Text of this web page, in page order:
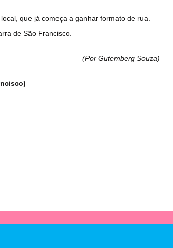
que já começa a ganhar formato de rua.
de São Francisco.
(Por Gutemberg Souza)